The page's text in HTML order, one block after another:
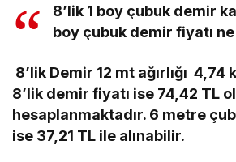
8’lik 1 boy çubuk demir
boy çubuk demir fiyatı
8’lik Demir 12 mt ağırlığı
8’lik demir fiyatı ise 74,42 TL
hesaplanmaktadır. 6 metre
ise 37,21 TL ile alınabilir.